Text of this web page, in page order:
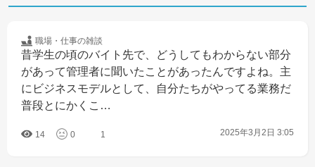
職場・仕事の雑談
昔学生の頃のバイト先で、どうしてもわからない部分
があって管理者に聞いたことがあったんですよね。主
にビジネスモデルとして、自分たちがやってる業務だ
普段とにかくこ…
14 0 1 2025年3月2日 3:05